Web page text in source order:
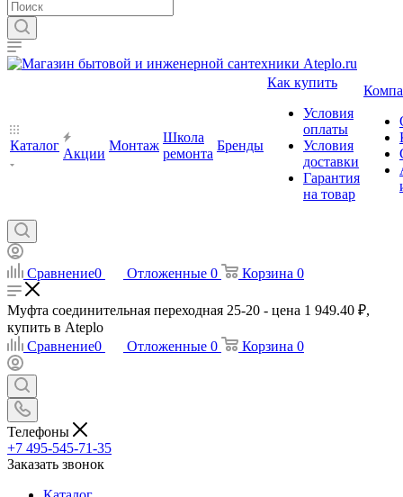
Каталог
Акции
Монтаж
Школа
ремонта
Бренды
Как купить
Условия
оплаты
Условия
доставки
Гарантия
на товар
Сравнение0 Отложенные 0 Корзина 0
Муфта соединительная переходная 25-20 - цена 1 949.40 ₽,
купить в Ateplo
Сравнение0 Отложенные 0 Корзина 0
Телефоны
+7 495-545-71-35
Заказать звонок